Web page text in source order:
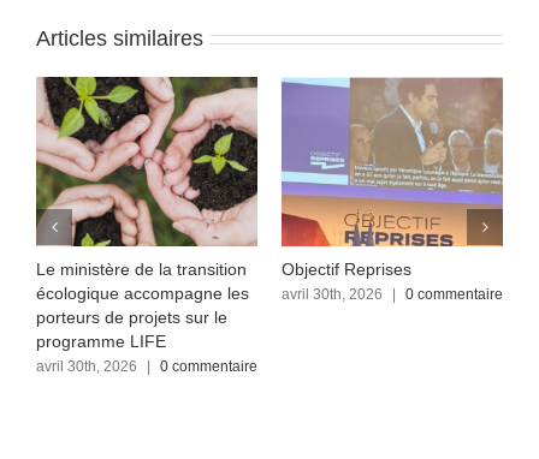
Articles similaires
Le ministère de la transition
écologique accompagne les
porteurs de projets sur le
programme LIFE
avril 30th, 2026 0 commentaire
Objectif Reprises
avril 30th, 2026 0 commentaire